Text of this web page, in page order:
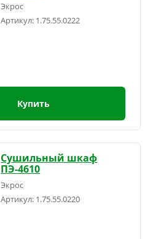
Экрос
Артикул: 1.75.55.0222
Купить
Сушильный шкаф
ПЭ-4610
Экрос
Артикул: 1.75.55.0220